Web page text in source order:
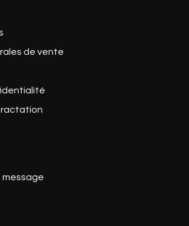
de vente
message